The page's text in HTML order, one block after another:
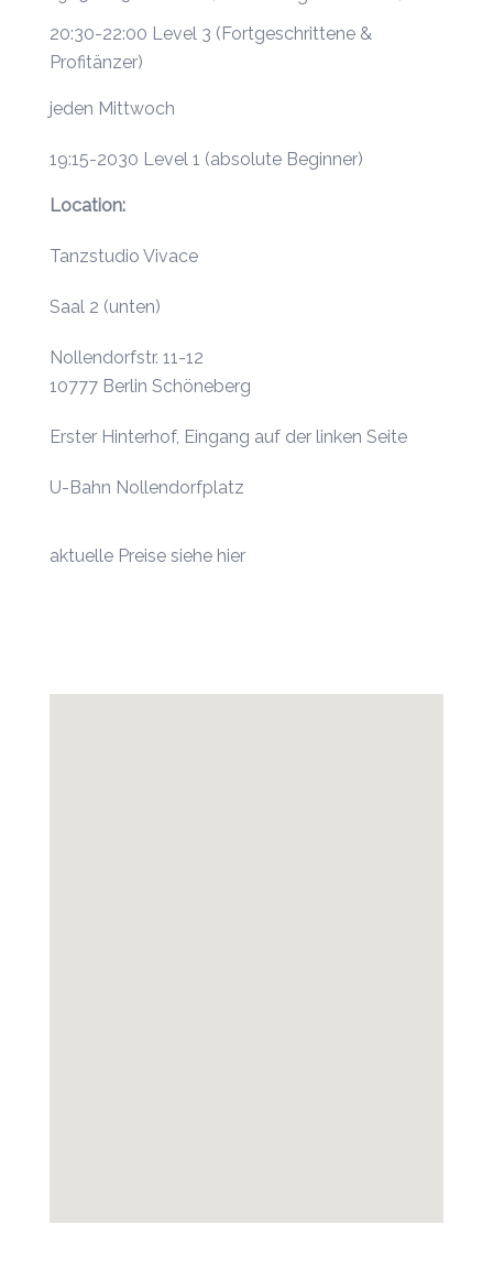
20:30-22:00 Level 3 (Fortgeschrittene &
Profitänzer)
jeden Mittwoch
19:15-2030 Level 1 (absolute Beginner)
Location:
Tanzstudio Vivace
Saal 2 (unten)
Nollendorfstr. 11-12
10777 Berlin Schöneberg
Erster Hinterhof, Eingang auf der linken Seite
U-Bahn Nollendorfplatz
aktuelle Preise siehe hier